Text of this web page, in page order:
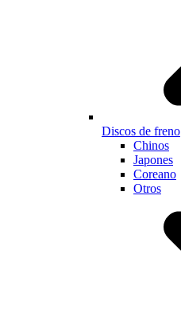
Discos de freno
Chinos
Japones
Coreano
Otros